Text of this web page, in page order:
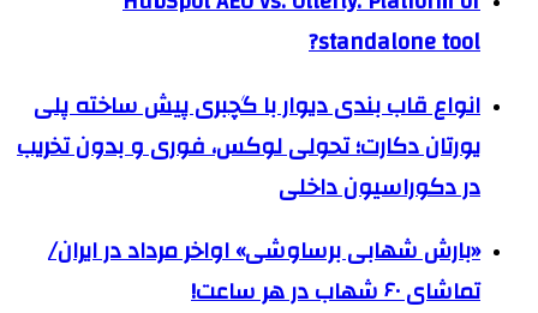
standalone tool?
انواع قاب بندی دیوار با گچبری پیش ساخته پلی
یورتان دکارت؛ تحولی لوکس، فوری و بدون تخریب
در دکوراسیون داخلی
«بارش شهابی برساوشی» اواخر مرداد در ایران/
تماشای ۶۰ شهاب در هر ساعت!